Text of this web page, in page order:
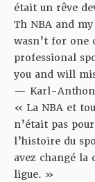
était un rêve
Th NBA and
wasn’t for one
professional
you and will
— Karl-
« La NBA et
n’était pas
l’histoire du
avez changé la
ligue. »